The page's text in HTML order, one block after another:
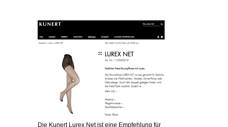
Die Kunert Lurex Net ist eine Empfehlung für